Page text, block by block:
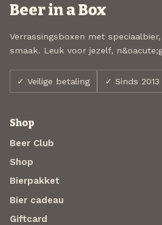
Beer in a Box
Verrassingsboxen met
smaak. Leuk voor jezelf,
✓ Veilige betaling ✓ Sinds 2013
Shop
Beer Club
Shop
Bierpakket
Bier cadeau
Giftcard